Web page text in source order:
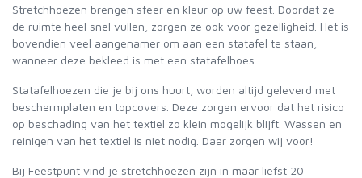
Stretchhoezen brengen sfeer en kleur op uw feest. Doordat ze
de ruimte heel snel vullen, zorgen ze ook voor gezelligheid. Het is
bovendien veel aangenamer om aan een statafel te staan,
wanneer deze bekleed is met een statafelhoes.
Statafelhoezen die je bij ons huurt, worden altijd geleverd met
beschermplaten en topcovers. Deze zorgen ervoor dat het risico
op beschading van het textiel zo klein mogelijk blijft. Wassen en
reinigen van het textiel is niet nodig. Daar zorgen wij voor!
Bij Feestpunt vind je stretchhoezen zijn in maar liefst 20